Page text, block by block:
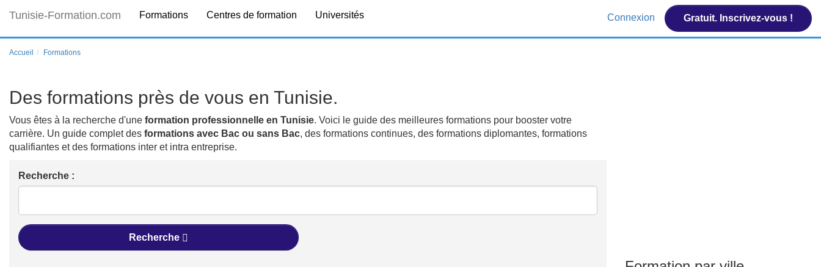
Tunisie-Formation.com Formations Centres de formation Universités Connexion Gratuit. Inscrivez-vous !
Accueil Formations
Des formations près de vous en Tunisie.
Vous êtes à la recherche d'une formation professionnelle en Tunisie. Voici le guide des meilleures formations pour booster votre
carrière. Un guide complet des formations avec Bac ou sans Bac, des formations continues, des formations diplomantes, formations
qualifiantes et des formations inter et intra entreprise.
Recherche :
Recherche